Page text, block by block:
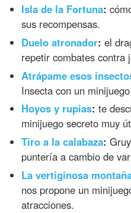
Isla de la Fortuna:
sus recompensas.
Duelo atronador: el
repetir combates contra
Atrápame esos
Insecta con un
Hoyos y rupias: te
minijuego secreto muy
Tiro a la calabaza:
puntería a cambio de
La vertiginosa
nos propone un
atracciones.